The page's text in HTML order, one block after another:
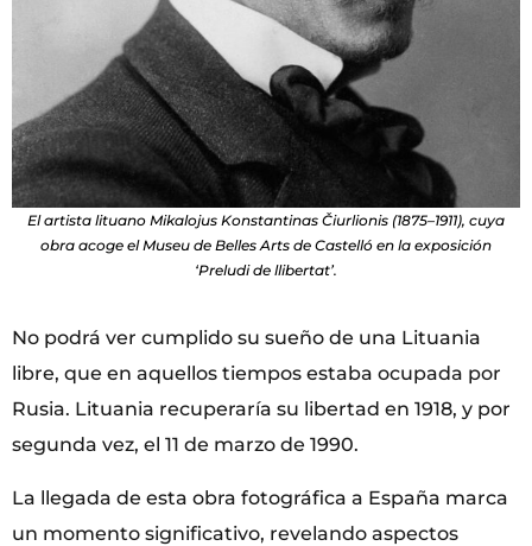
El artista lituano Mikalojus Konstantinas Čiurlionis (1875–1911), cuya
obra acoge el Museu de Belles Arts de Castelló en la exposición
‘Preludi de llibertat’.
No podrá ver cumplido su sueño de una Lituania
libre, que en aquellos tiempos estaba ocupada por
Rusia. Lituania recuperaría su libertad en 1918, y por
segunda vez, el 11 de marzo de 1990.
La llegada de esta obra fotográfica a España marca
un momento significativo, revelando aspectos